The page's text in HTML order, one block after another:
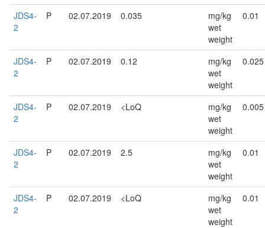
JDS4-
2
P 02.07.2019 0.035
mg/kg
wet
weight
0.01
JDS4-
2
P 02.07.2019 0.12
mg/kg
wet
weight
0.025
JDS4-
2
P 02.07.2019 <LoQ
mg/kg
wet
weight
0.005
JDS4-
2
P 02.07.2019 2.5
mg/kg
wet
weight
0.01
JDS4-
2
P 02.07.2019 <LoQ
mg/kg
wet
weight
0.01